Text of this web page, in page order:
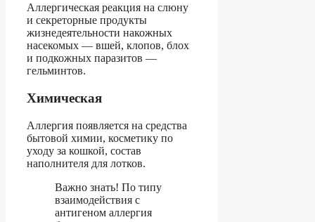
Аллергическая реакция на слюну
и секреторные продукты
жизнедеятельности накожных
насекомых — вшей, клопов, блох
и подкожных паразитов —
гельминтов.
Химическая
Аллергия появляется на средства
бытовой химии, косметику по
уходу за кошкой, состав
наполнителя для лотков.
Важно знать! По типу
взаимодействия с
антигеном аллергия